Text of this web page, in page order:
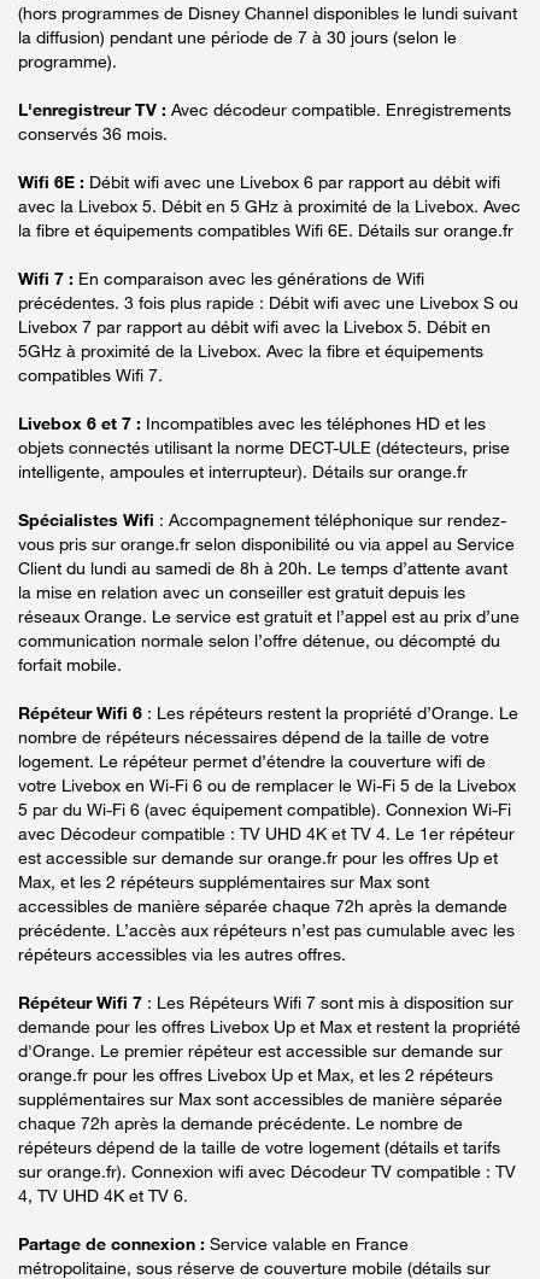
(hors programmes de Disney Channel disponibles le lundi suivant
la diffusion) pendant une période de 7 à 30 jours (selon le
programme).
L'enregistreur TV : Avec décodeur compatible. Enregistrements
conservés 36 mois.
Wifi 6E : Débit wifi avec une Livebox 6 par rapport au débit wifi
avec la Livebox 5. Débit en 5 GHz à proximité de la Livebox. Avec
la fibre et équipements compatibles Wifi 6E. Détails sur orange.fr
Wifi 7 : En comparaison avec les générations de Wifi
précédentes. 3 fois plus rapide : Débit wifi avec une Livebox S ou
Livebox 7 par rapport au débit wifi avec la Livebox 5. Débit en
5GHz à proximité de la Livebox. Avec la fibre et équipements
compatibles Wifi 7.
Livebox 6 et 7 : Incompatibles avec les téléphones HD et les
objets connectés utilisant la norme DECT-ULE (détecteurs, prise
intelligente, ampoules et interrupteur). Détails sur orange.fr
Spécialistes Wifi : Accompagnement téléphonique sur rendez-
vous pris sur orange.fr selon disponibilité ou via appel au Service
Client du lundi au samedi de 8h à 20h. Le temps d’attente avant
la mise en relation avec un conseiller est gratuit depuis les
réseaux Orange. Le service est gratuit et l’appel est au prix d’une
communication normale selon l’offre détenue, ou décompté du
forfait mobile.
Répéteur Wifi 6 : Les répéteurs restent la propriété d’Orange. Le
nombre de répéteurs nécessaires dépend de la taille de votre
logement. Le répéteur permet d’étendre la couverture wifi de
votre Livebox en Wi-Fi 6 ou de remplacer le Wi-Fi 5 de la Livebox
5 par du Wi-Fi 6 (avec équipement compatible). Connexion Wi-Fi
avec Décodeur compatible : TV UHD 4K et TV 4. Le 1er répéteur
est accessible sur demande sur orange.fr pour les offres Up et
Max, et les 2 répéteurs supplémentaires sur Max sont
accessibles de manière séparée chaque 72h après la demande
précédente. L’accès aux répéteurs n’est pas cumulable avec les
répéteurs accessibles via les autres offres.
Répéteur Wifi 7 : Les Répéteurs Wifi 7 sont mis à disposition sur
demande pour les offres Livebox Up et Max et restent la propriété
d'Orange. Le premier répéteur est accessible sur demande sur
orange.fr pour les offres Livebox Up et Max, et les 2 répéteurs
supplémentaires sur Max sont accessibles de manière séparée
chaque 72h après la demande précédente. Le nombre de
répéteurs dépend de la taille de votre logement (détails et tarifs
sur orange.fr). Connexion wifi avec Décodeur TV compatible : TV
4, TV UHD 4K et TV 6.
Partage de connexion : Service valable en France
métropolitaine, sous réserve de couverture mobile (détails sur